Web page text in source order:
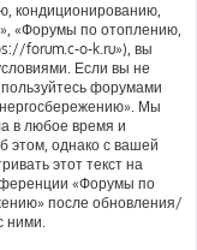
кондиционированию,
«Форумы по отоплению,
forum.c-o-k.ru»), вы
Если вы не
форумами
Мы
в любое время и
этом, однако с вашей
этот текст на
«Форумы по
после обновления/
ними.